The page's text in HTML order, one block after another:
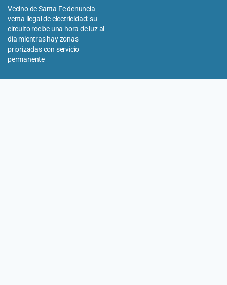
Vecino de Santa Fe denuncia
venta ilegal de electricidad: su
circuito recibe una hora de luz al
día mientras hay zonas
priorizadas con servicio
permanente